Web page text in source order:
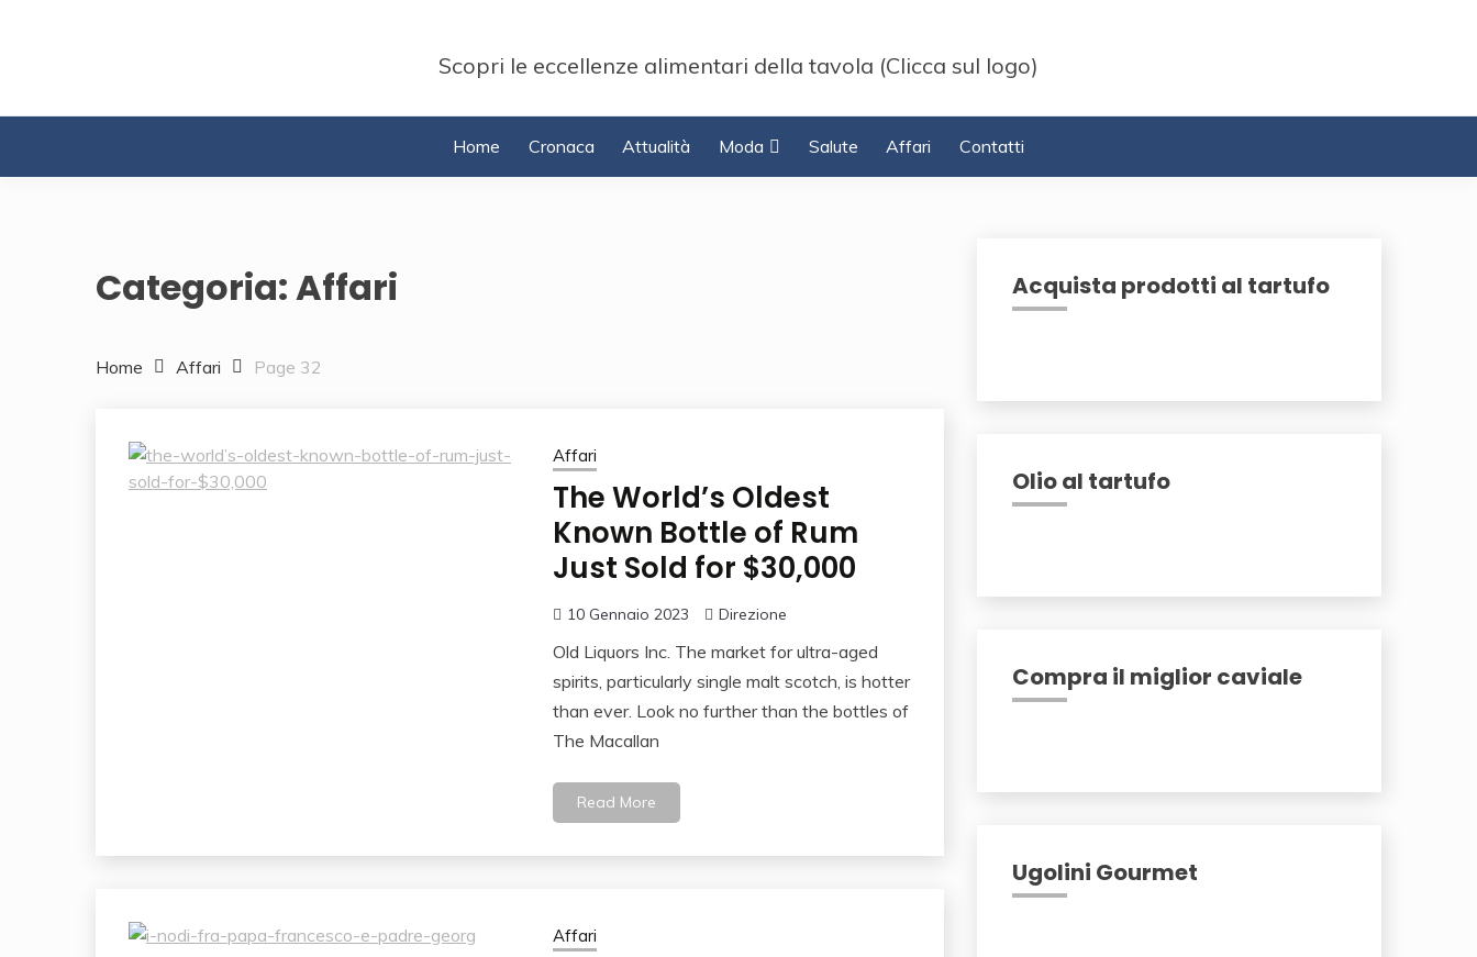
Scopri le eccellenze alimentari della tavola (Clicca sul logo)
Home Cronaca Attualità Moda Salute Affari Contatti
Categoria:Affari
Home Affari Page 32
Affari
The World’s Oldest
Known Bottle of Rum
Just Sold for $30,000
10 Gennaio 2023 Direzione
Old Liquors Inc. The market for ultra-aged
spirits, particularly single malt scotch, is hotter
than ever. Look no further than the bottles of
The Macallan
Read More
Affari
Acquista prodotti al tartufo
Olio al tartufo
Compra il miglior caviale
Ugolini Gourmet